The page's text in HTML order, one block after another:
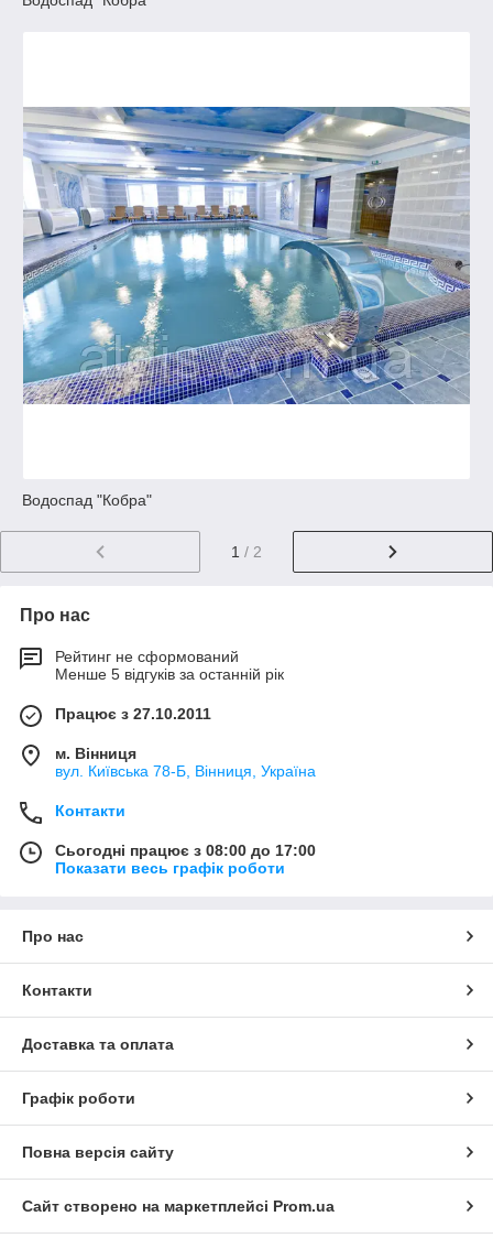
Водоспад "Кобра"
1 / 2
Про нас
Рейтинг не сформований
Менше 5 відгуків за останній рік
Працює з 27.10.2011
м. Вінниця
вул. Київська 78-Б, Вінниця, Україна
Контакти
Сьогодні працює з 08:00 до 17:00
Показати весь графік роботи
Про нас
Контакти
Доставка та оплата
Графік роботи
Повна версія сайту
Сайт створено на маркетплейсі Prom.ua